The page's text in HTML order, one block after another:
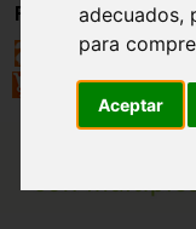
adecuados,
para
Aceptar
Registro